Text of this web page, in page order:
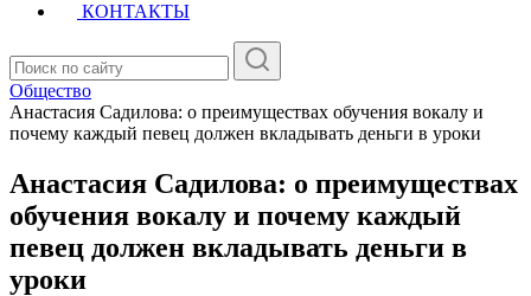
КОНТАКТЫ
Общество
Анастасия Садилова: о преимуществах обучения вокалу и
почему каждый певец должен вкладывать деньги в уроки
Анастасия Садилова: о преимуществах
обучения вокалу и почему каждый
певец должен вкладывать деньги в
уроки